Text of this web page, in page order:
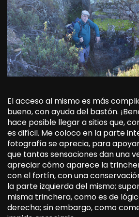
El acceso al mismo es más
bueno, con ayuda del bastón.
hace posible llegar a sitios que,
es difícil. Me coloco en la parte
fotografía se aprecia, para
que tantas sensaciones dan una
apreciar cómo aparece la
con el fortín, con una
la parte izquierda del mismo;
misma trinchera, como es de
derecha; sin embargo, como